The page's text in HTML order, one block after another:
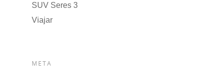
SUV Seres 3
Viajar
META